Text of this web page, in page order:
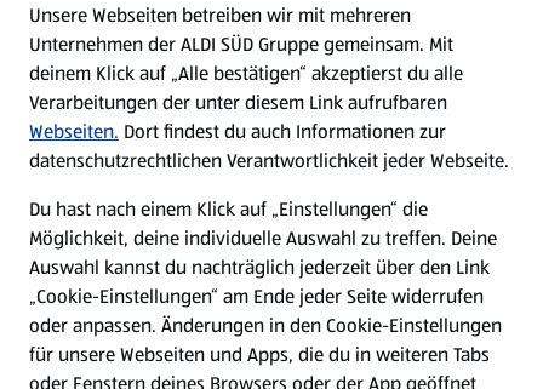
Nachhaltigkeit
Karriere
Presse
Hilfe & Kontakt
(öffnet in einem neuen Tab)
Unternehmen
Unsere Webseiten betreiben wir mit mehreren
Unternehmen der ALDI SÜD Gruppe gemeinsam. Mit
deinem Klick auf „Alle bestätigen“ akzeptierst du alle
Verarbeitungen der unter diesem Link aufrufbaren
Webseiten. Dort findest du auch Informationen zur
datenschutzrechtlichen Verantwortlichkeit jeder Webseite.
Du hast nach einem Klick auf „Einstellungen“ die
Möglichkeit, deine individuelle Auswahl zu treffen. Deine
Auswahl kannst du nachträglich jederzeit über den Link
„Cookie-Einstellungen“ am Ende jeder Seite widerrufen
oder anpassen. Änderungen in den Cookie-Einstellungen
für unsere Webseiten und Apps, die du in weiteren Tabs